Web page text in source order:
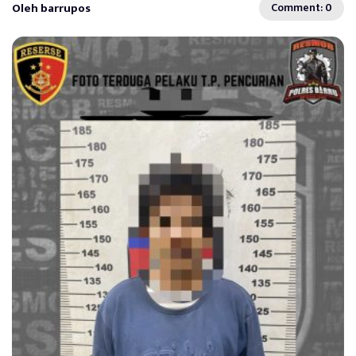
Oleh barrupos Comment: 0